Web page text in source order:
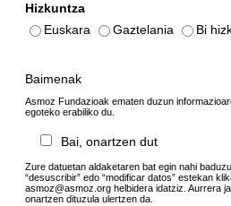
Hizkuntza
Euskara
Gaztelania Bi
Baimenak
Asmoz Fundazioak ematen duzun
egoteko erabiliko du.
Bai, onartzen dut
Zure datuetan aldaketaren bat egin nahi
“desuscribir” edo “modificar datos” estekan
asmoz@asmoz.org helbidera idatziz. Aurrera
onartzen dituzula ulertzen da.